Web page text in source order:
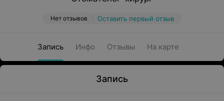
Нет отзывов Оставить первый отзыв
Запись Инфо Отзывы На карте
Запись